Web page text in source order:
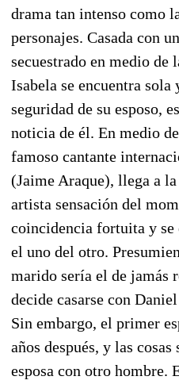
drama tan intenso como
personajes. Casada con
secuestrado en medio de
Isabela se encuentra sola
seguridad de su esposo,
noticia de él. En medio
famoso cantante
(Jaime Araque), llega a
artista sensación del
coincidencia fortuita y se
el uno del otro.
marido sería el de jamás
decide casarse con
Sin embargo, el primer
años después, y las
esposa con otro hombre.